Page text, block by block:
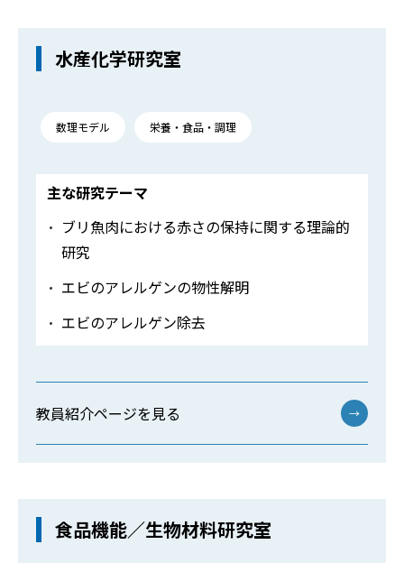
水産化学研究室
数理モデル 栄養・食品・調理
主な研究テーマ
ブリ魚肉における赤さの保持に関する理論的
研究
エビのアレルゲンの物性解明
エビのアレルゲン除去
教員紹介ページを見る →
食品機能／生物材料研究室